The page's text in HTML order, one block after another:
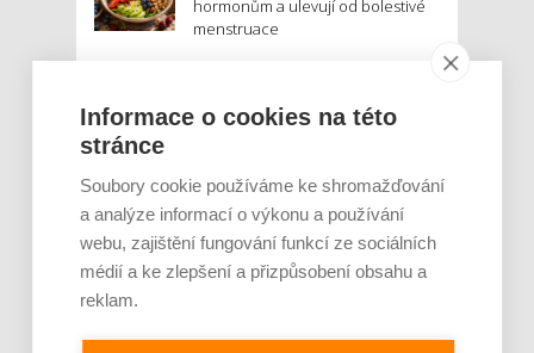
hormonům a ulevují od bolestivé
menstruace
Znáte nejčastější mýty o proteinu?
Český startup Goated prodal za
sedm měsíců 200 tisíc
proteinových drinků. Reaguje na
poptávku po funkčním a čistém
složení
Informace o cookies na této
stránce
Soubory cookie používáme ke shromažďování
a analýze informací o výkonu a používání
webu, zajištění fungování funkcí ze sociálních
médií a ke zlepšení a přizpůsobení obsahu a
reklam.